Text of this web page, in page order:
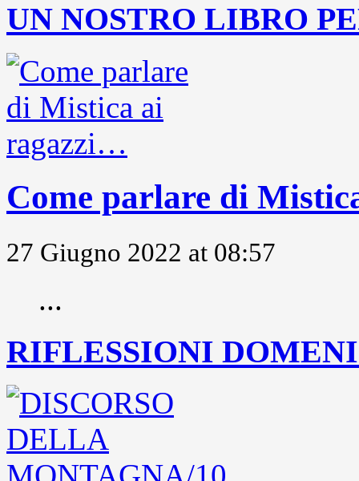
UN NOSTRO LIBRO
Come parlare di
27 Giugno 2022 at 08:57
...
RIFLESSIONI